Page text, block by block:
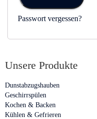
Passwort vergessen?
Unsere Produkte
Dunstabzugshauben
Geschirrspülen
Kochen & Backen
Kühlen & Gefrieren